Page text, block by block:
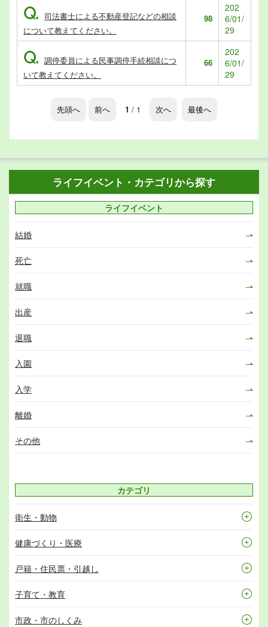
Q. 司法書士による不動産登記などの相談
について教えてください。
98
202
6/01/
29
Q. 調停委員による民事調停手続相談につ
いて教えてください。
66
202
6/01/
29
先頭へ 前へ 1 / 1 次へ 最後へ
ライフイベント・カテゴリから探す
ライフイベント
結婚
死亡
就職
出産
退職
入園
入学
離婚
その他
カテゴリ
衛生・動物
健康づくり・医療
戸籍・住民票・引越し
子育て・教育
市政・市のしくみ